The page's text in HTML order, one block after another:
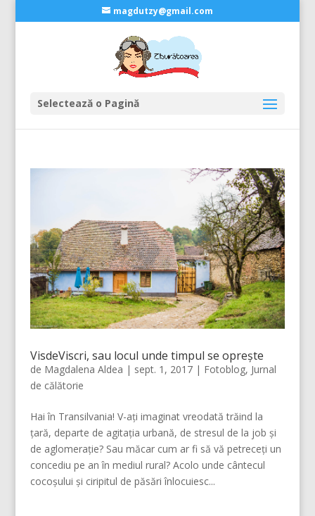
magdutzy@gmail.com
Selectează o Pagină
VisdeViscri, sau locul unde timpul se oprește
de Magdalena Aldea | sept. 1, 2017| Fotoblog, Jurnal
de călătorie
Hai în Transilvania! V-ați imaginat vreodată trăind la
țară, departe de agitația urbană, de stresul de la job și
de aglomerație? Sau măcar cum ar fi să vă petreceți un
concediu pe an în mediul rural? Acolo unde cântecul
cocoșului și ciripitul de păsări înlocuiesc...